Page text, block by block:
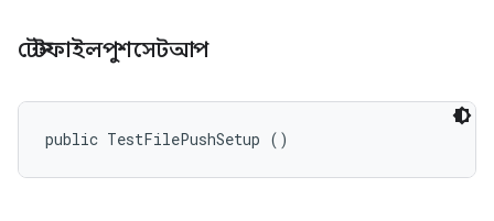
টেস্টফাইলপুশসেটআপ
public TestFilePushSetup ()